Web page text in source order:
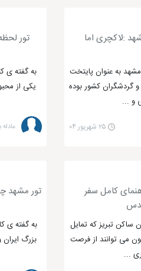
:لاکچری اما
به عنوان پایتخت
گردشگران کشور بوده
و ...
۲۵ شهریور ۰۴
تور
به گفته ی
یکی از
عادله
کامل سفر
ساکن تبریز که تمایل
می توانند از فرصت
...
تور مشهد
به گفته ی
بزرگ